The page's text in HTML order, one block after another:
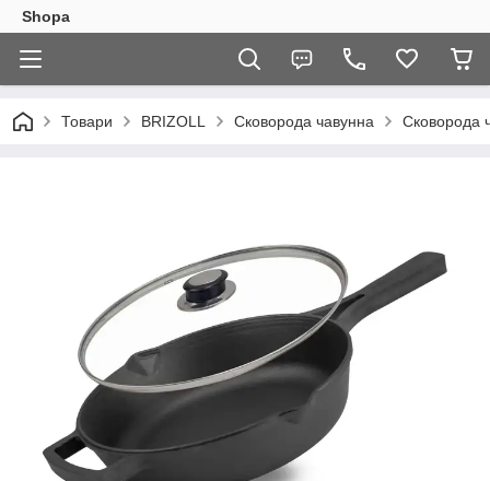
Shopa
Товари BRIZOLL Сковорода чавунна Сковорода